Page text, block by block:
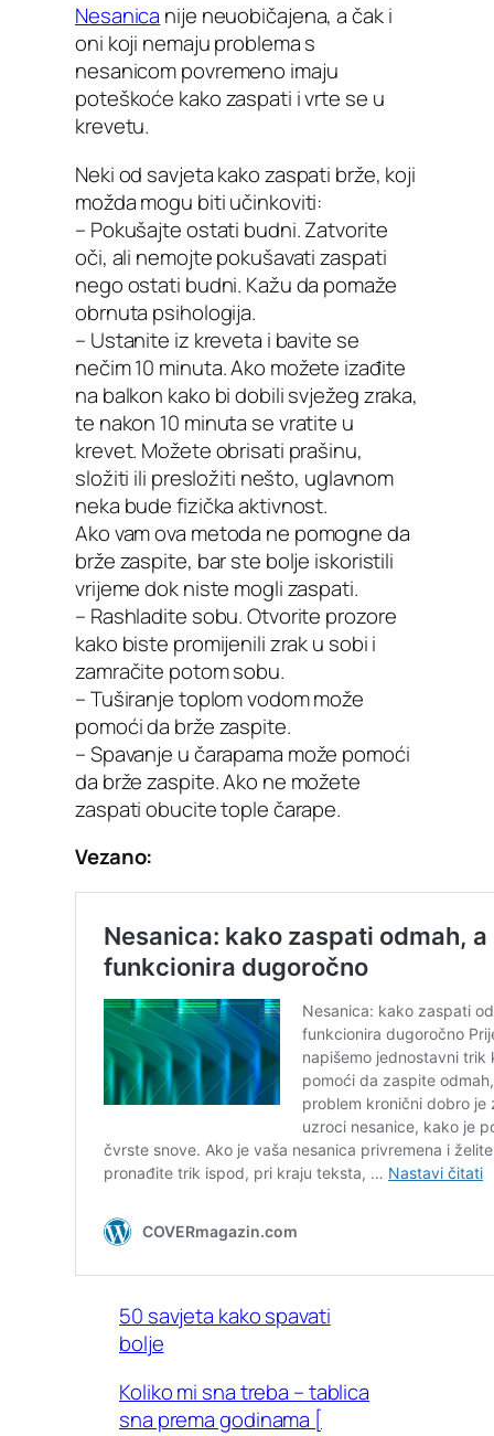
Nesanica nije neuobičajena, a čak i
oni koji nemaju problema s
nesanicom povremeno imaju
poteškoće kako zaspati i vrte se u
krevetu.
Neki od savjeta kako zaspati brže, koji
možda mogu biti učinkoviti:
– Pokušajte ostati budni. Zatvorite
oči, ali nemojte pokušavati zaspati
nego ostati budni. Kažu da pomaže
obrnuta psihologija.
– Ustanite iz kreveta i bavite se
nečim 10 minuta. Ako možete izađite
na balkon kako bi dobili svježeg zraka,
te nakon 10 minuta se vratite u
krevet. Možete obrisati prašinu,
složiti ili presložiti nešto, uglavnom
neka bude fizička aktivnost.
Ako vam ova metoda ne pomogne da
brže zaspite, bar ste bolje iskoristili
vrijeme dok niste mogli zaspati.
– Rashladite sobu. Otvorite prozore
kako biste promijenili zrak u sobi i
zamračite potom sobu.
– Tuširanje toplom vodom može
pomoći da brže zaspite.
– Spavanje u čarapama može pomoći
da brže zaspite. Ako ne možete
zaspati obucite tople čarape.
Vezano:
50 savjeta kako spavati
bolje
Koliko mi sna treba – tablica
sna prema godinama [